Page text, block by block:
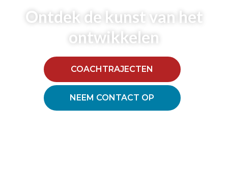
Ontdek de kunst van het
ontwikkelen
COACHTRAJECTEN
NEEM CONTACT OP